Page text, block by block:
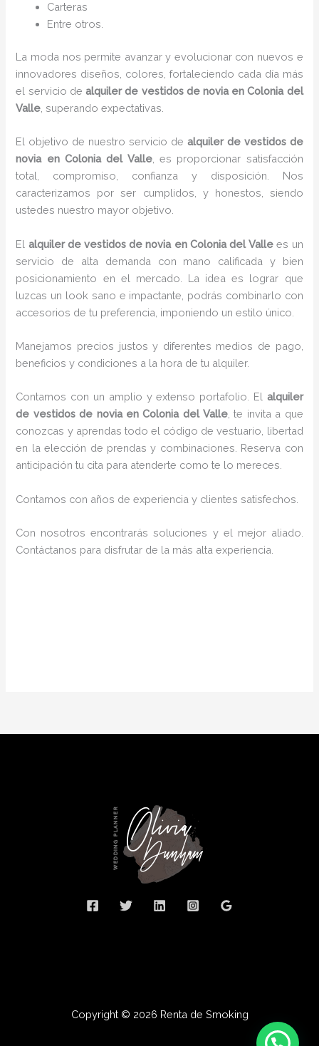
Carteras
Entre otros.
La moda nos permite avanzar y evolucionar con nuevos e
innovadores diseños, colores, fortaleciendo cada día más
el servicio dealquiler de vestidos de novia en Colonia del
Valle , superando expectativas.
El objetivo de nuestro servicio de alquiler de vestidos de
novia en Colonia del Valle, es proporcionar satisfacción
total, compromiso, confianza y disposición. Nos
caracterizamos por ser cumplidos, y honestos, siendo
ustedes nuestro mayor objetivo.
El alquiler de vestidos de novia en Colonia del Vallees un
servicio de alta demanda con mano calificada y bien
posicionamiento en el mercado. La idea es lograr que
luzcas un look sano e impactante, podrás combinarlo con
accesorios de tu preferencia, imponiendo un estilo único.
Manejamos precios justos y diferentes medios de pago,
beneficios y condiciones a la hora de tu alquiler.
Contamos con un amplio y extenso portafolio. El alquiler
de vestidos de novia en Colonia del Valle, te invita a que
conozcas y aprendas todo el código de vestuario, libertad
en la elección de prendas y combinaciones. Reserva con
anticipación tu cita para atenderte como te lo mereces.
Contamos con años de experiencia y clientes satisfechos.
Con nosotros encontrarás soluciones y el mejor aliado.
Contáctanos para disfrutar de la más alta experiencia.
Copyright © 2026 Renta de Smoking